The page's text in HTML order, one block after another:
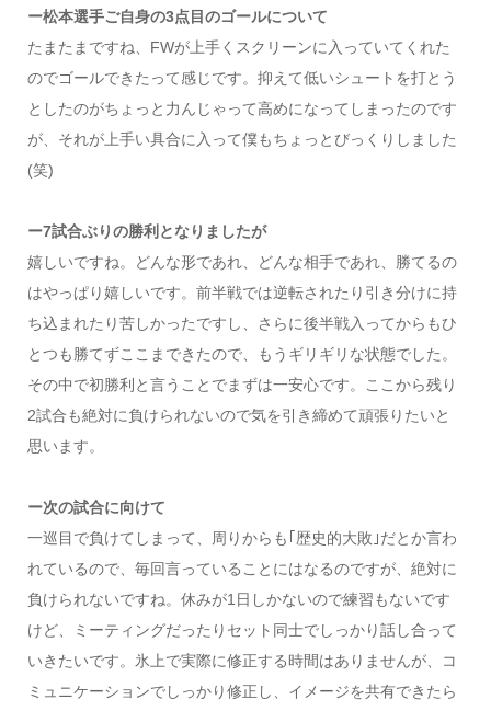
ー松本選手ご自身の3点目のゴールについて
たまたまですね、FWが上手くスクリーンに入っていてくれた
のでゴールできたって感じです。抑えて低いシュートを打とう
としたのがちょっと力んじゃって高めになってしまったのです
が、それが上手い具合に入って僕もちょっとびっくりしました
(笑)
ー7試合ぶりの勝利となりましたが
嬉しいですね。どんな形であれ、どんな相手であれ、勝てるの
はやっぱり嬉しいです。前半戦では逆転されたり引き分けに持
ち込まれたり苦しかったですし、さらに後半戦入ってからもひ
とつも勝てずここまできたので、もうギリギリな状態でした。
その中で初勝利と言うことでまずは一安心です。ここから残り
2試合も絶対に負けられないので気を引き締めて頑張りたいと
思います。
ー次の試合に向けて
一巡目で負けてしまって、周りからも｢歴史的大敗｣だとか言わ
れているので、毎回言っていることにはなるのですが、絶対に
負けられないですね。休みが1日しかないので練習もないです
けど、ミーティングだったりセット同士でしっかり話し合って
いきたいです。氷上で実際に修正する時間はありませんが、コ
ミュニケーションでしっかり修正し、イメージを共有できたら